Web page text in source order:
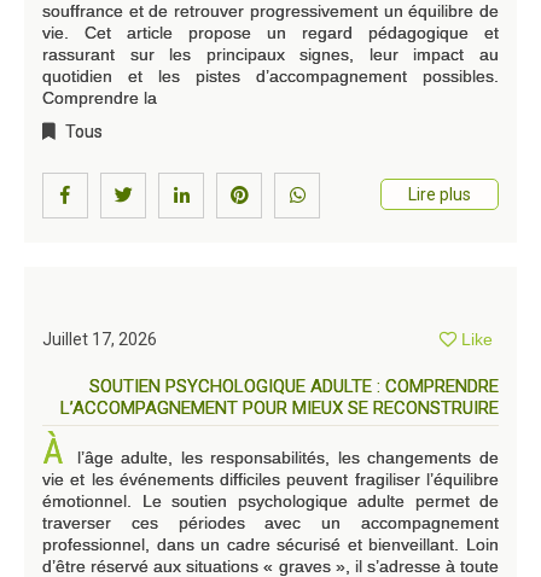
souffrance et de retrouver progressivement un équilibre de
vie. Cet article propose un regard pédagogique et
rassurant sur les principaux signes, leur impact au
quotidien et les pistes d’accompagnement possibles.
Comprendre la
Tous
Lire plus
Juillet 17, 2026 Like
SOUTIEN PSYCHOLOGIQUE ADULTE : COMPRENDRE
L’ACCOMPAGNEMENT POUR MIEUX SE RECONSTRUIRE
À
l’âge adulte, les responsabilités, les changements de
vie et les événements difficiles peuvent fragiliser l’équilibre
émotionnel. Le soutien psychologique adulte permet de
traverser ces périodes avec un accompagnement
professionnel, dans un cadre sécurisé et bienveillant. Loin
d’être réservé aux situations « graves », il s’adresse à toute